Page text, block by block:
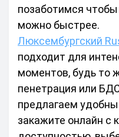
позаботимся чтобы
можно быстрее.
Люксембургский
подходит для
моментов, будь то
пенетрация или
предлагаем
закажите онлайн с